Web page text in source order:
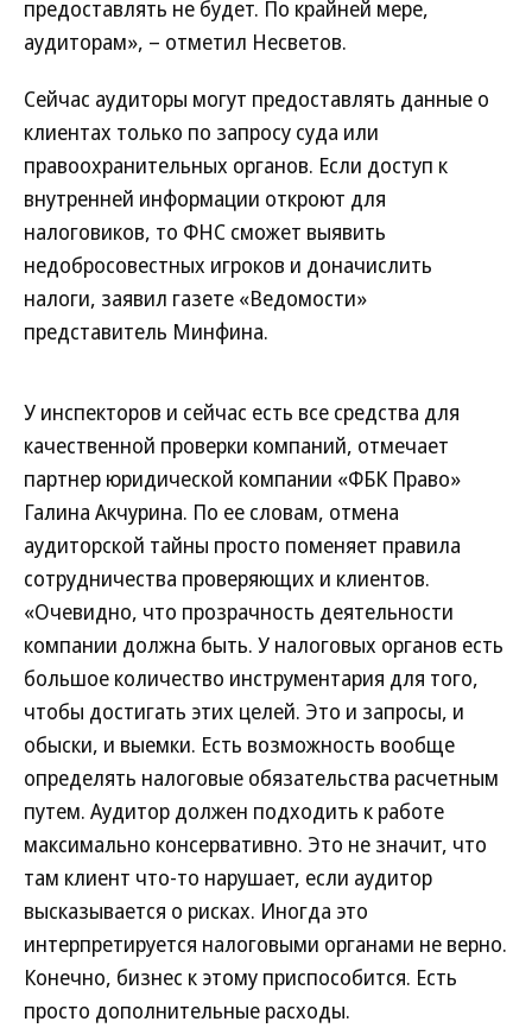
предоставлять не будет. По крайней мере,
аудиторам», – отметил Несветов.
Сейчас аудиторы могут предоставлять данные о
клиентах только по запросу суда или
правоохранительных органов. Если доступ к
внутренней информации откроют для
налоговиков, то ФНС сможет выявить
недобросовестных игроков и доначислить
налоги, заявил газете «Ведомости»
представитель Минфина.
У инспекторов и сейчас есть все средства для
качественной проверки компаний, отмечает
партнер юридической компании «ФБК Право»
Галина Акчурина. По ее словам, отмена
аудиторской тайны просто поменяет правила
сотрудничества проверяющих и клиентов.
«Очевидно, что прозрачность деятельности
компании должна быть. У налоговых органов есть
большое количество инструментария для того,
чтобы достигать этих целей. Это и запросы, и
обыски, и выемки. Есть возможность вообще
определять налоговые обязательства расчетным
путем. Аудитор должен подходить к работе
максимально консервативно. Это не значит, что
там клиент что-то нарушает, если аудитор
высказывается о рисках. Иногда это
интерпретируется налоговыми органами не верно.
Конечно, бизнес к этому приспособится. Есть
просто дополнительные расходы.